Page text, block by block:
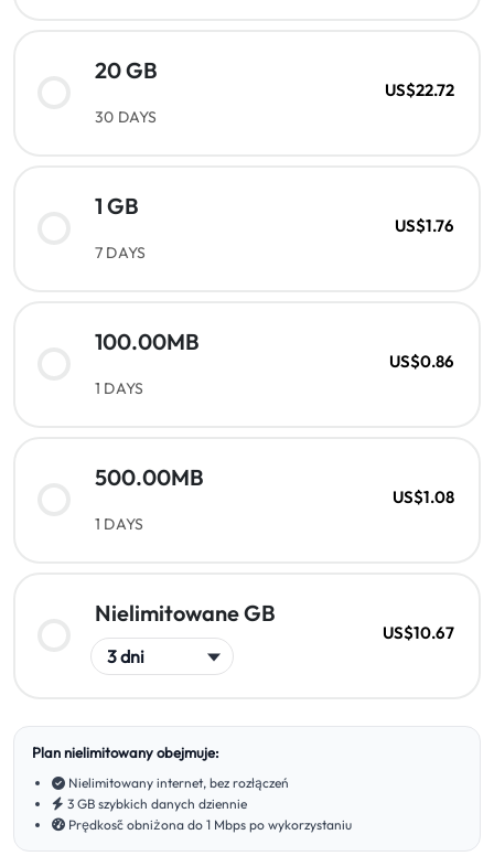
20 GB
30 DAYS
US$22.72
1 GB
7 DAYS
US$1.76
100.00MB
1 DAYS
US$0.86
500.00MB
1 DAYS
US$1.08
Nielimitowane GB
US$10.67
Plan nielimitowany obejmuje:
Nielimitowany internet, bez rozłączeń
3 GB szybkich danych dziennie
Prędkość obniżona do 1 Mbps po wykorzystaniu